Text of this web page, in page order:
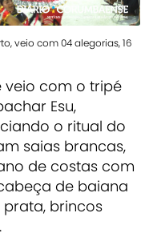
veio com 04 alegorias, 16
veio com o tripé
Esu,
o ritual do
saias brancas,
de costas com
de baiana
brincos